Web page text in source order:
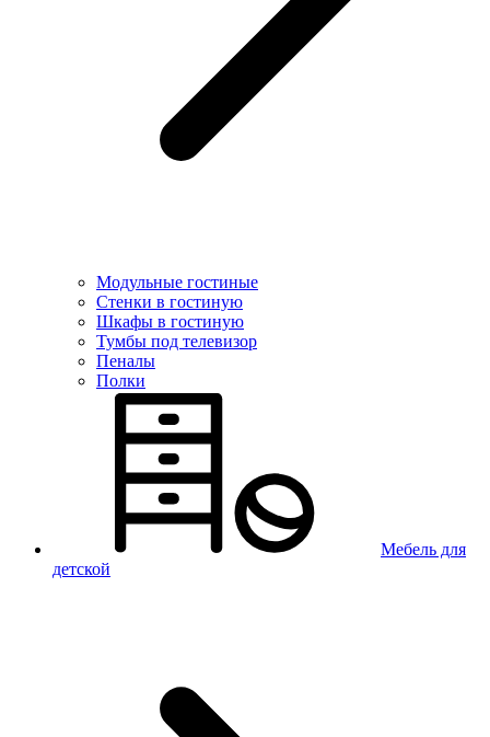
Модульные гостиные
Стенки в гостиную
Шкафы в гостиную
Тумбы под телевизор
Пеналы
Полки
Мебель для
детской